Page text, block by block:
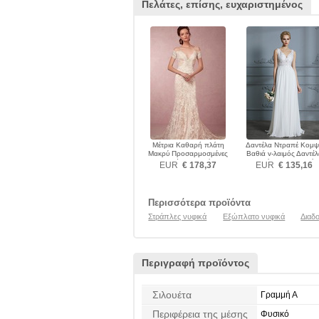
Πελάτες, επίσης, ευχαριστημένος
Μέτρια Καθαρή πλάτη
Μακρύ Προσαρμοσμένες
μανίκια Νυφικά
EUR € 178,37
Δαντέλα Ντραπέ
Βαθιά v-λαιμός
επικάλυψης Νυφικά
EUR € 135,16
Περισσότερα προϊόντα
Στράπλες νυφικά Εξώπλατο νυφικά
Περιγραφή προϊόντος
Σιλουέτα Γραμμή Α
Περιφέρεια της μέσης Φυσικό